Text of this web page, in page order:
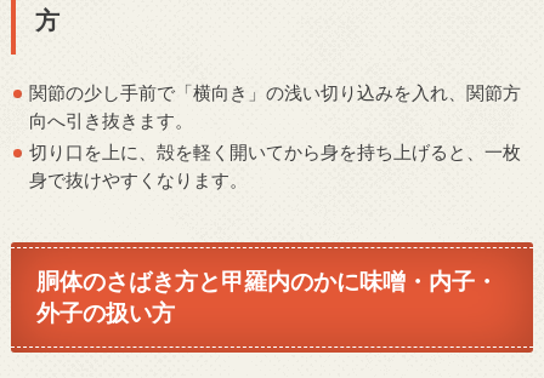
方
関節の少し手前で「横向き」の浅い切り込みを入れ、関節方
向へ引き抜きます。
切り口を上に、殻を軽く開いてから身を持ち上げると、一枚
身で抜けやすくなります。
胴体のさばき方と甲羅内のかに味噌・内子・
外子の扱い方